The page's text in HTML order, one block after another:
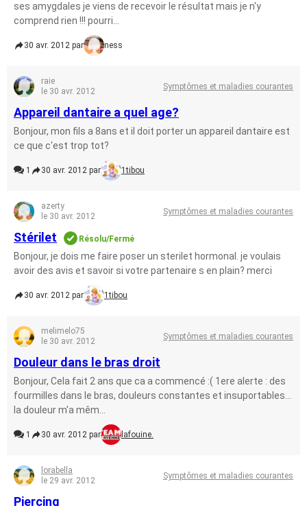
ses amygdales je viens de recevoir le résultat mais je n'y
comprend rien !!! pourri...
30 avr. 2012 par ness
raie
le 30 avr. 2012
Symptômes et maladies courantes
Appareil dantaire a quel age?
Bonjour, mon fils a 8ans et il doit porter un appareil dantaire est
ce que c'est trop tot?
1 30 avr. 2012 par 1tibou
azerty
le 30 avr. 2012
Symptômes et maladies courantes
Stérilet Résolu/Fermé
Bonjour, je dois me faire poser un sterilet hormonal. je voulais
avoir des avis et savoir si votre partenaire s en plain? merci
30 avr. 2012 par 1tibou
melimelo75
le 30 avr. 2012
Symptômes et maladies courantes
Douleur dans le bras droit
Bonjour, Cela fait 2 ans que ca a commencé :( 1ere alerte : des
fourmilles dans le bras, douleurs constantes et insuportables...
la douleur m'a mêm...
1 30 avr. 2012 par lafouine.
lorabella
le 29 avr. 2012
Symptômes et maladies courantes
Piercing